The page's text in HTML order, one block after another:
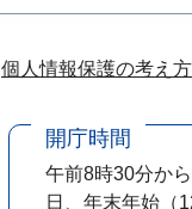
個人情報保護の考え方
開庁時間
午前8時30分か
日、年末年始（